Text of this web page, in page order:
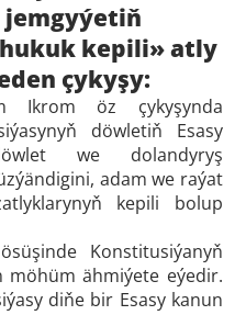
jemgyýetiň
kepili» atly
çykyşy:
Ikrom öz çykyşynda
döwletiň Esasy
we dolandyryş
adam we raýat
kepili bolup
Konstitusiýanyň
ähmiýete eýedir.
diňe bir Esasy kanun